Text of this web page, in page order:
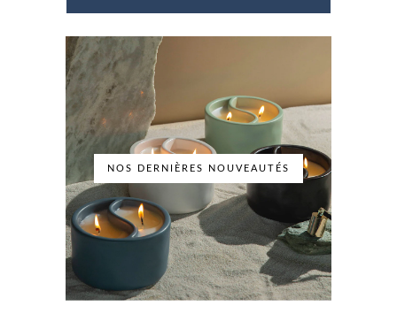
NOS DERNIÈRES NOUVEAUTÉS